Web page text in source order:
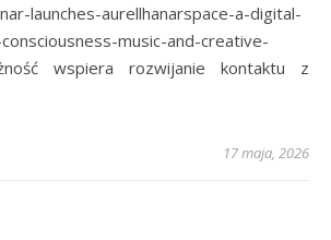
launches-aurellhanarspace-a-digital-
music-and-creative-
wspiera rozwijanie kontaktu z
17 maja, 2026